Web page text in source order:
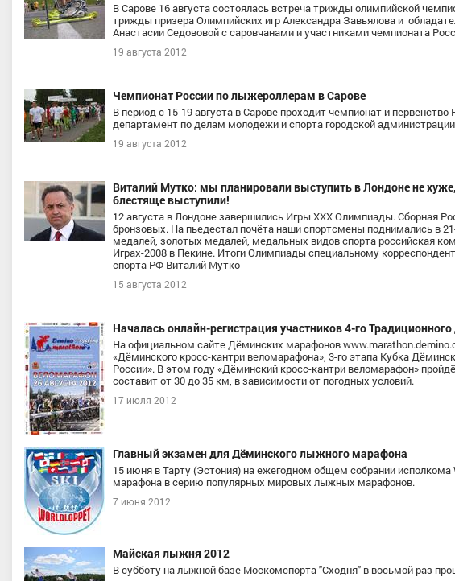
В Сарове 16 августа состоялась встреча трижды олимпийской
трижды призера Олимпийских игр Александра Завьялова и
Анастасии Седововой с саровчанами и участниками чемпионата
19 августа 2012
Чемпионат России по лыжероллерам в Сарове
В период с 15-19 августа в Сарове проходит чемпионат и
департамент по делам молодежи и спорта городской
19 августа 2012
Виталий Мутко: мы планировали выступить в Лондоне не
блестяще выступили!
12 августа в Лондоне завершились Игры ХХХ Олимпиады. Сборная
бронзовых. На пьедестал почёта наши спортсмены поднимались в
медалей, золотых медалей, медальных видов спорта российская
Играх-2008 в Пекине. Итоги Олимпиады специальному
спорта РФ Виталий Мутко
15 августа 2012
Началась онлайн-регистрация участников 4-го
На официальном сайте Дёминских марафонов
«Дёминского кросс-кантри веломарафона», 3-го этапа Кубка
России». В этом году «Дёминский кросс-кантри веломарафон»
составит от 30 до 35 км, в зависимости от погодных условий.
17 июля 2012
Главный экзамен для Дёминского лыжного марафона
15 июня в Тарту (Эстония) на ежегодном общем собрании
марафона в серию популярных мировых лыжных марафонов.
7 июня 2012
Майская лыжня 2012
В субботу на лыжной базе Москомспорта "Сходня" в восьмой раз